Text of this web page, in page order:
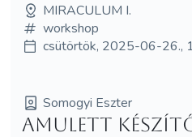
MIRACULUM I.
workshop
csütörtök, 2025-06-26.,
Somogyi Eszter
Amulett